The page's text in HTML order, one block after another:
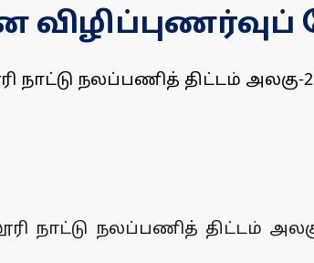
நாட்டு நலப்பணித் திட்டம் அலகு-
நாட்டு நலப்பணித் திட்டம்